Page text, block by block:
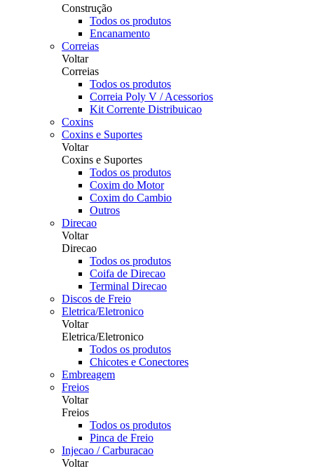
Construção
Todos os produtos
Encanamento
Correias
Voltar
Correias
Todos os produtos
Correia Poly V / Acessorios
Kit Corrente Distribuicao
Coxins
Coxins e Suportes
Voltar
Coxins e Suportes
Todos os produtos
Coxim do Motor
Coxim do Cambio
Outros
Direcao
Voltar
Direcao
Todos os produtos
Coifa de Direcao
Terminal Direcao
Discos de Freio
Eletrica/Eletronico
Voltar
Eletrica/Eletronico
Todos os produtos
Chicotes e Conectores
Embreagem
Freios
Voltar
Freios
Todos os produtos
Pinca de Freio
Injecao / Carburacao
Voltar